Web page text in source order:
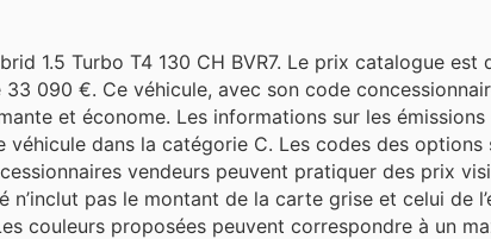
1.5 Turbo T4 130 CH BVR7. Le prix catalogue
090 €. Ce véhicule, avec son code
et économe. Les informations sur les
dans la catégorie C. Les codes des
vendeurs peuvent pratiquer des prix
pas le montant de la carte grise et celui de
couleurs proposées peuvent correspondre à un